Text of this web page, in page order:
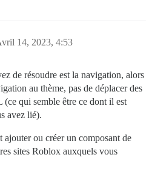
14, 2023, 4:53
de résoudre est la navigation, alors
au thème, pas de déplacer des
qui semble être ce dont il est
avez lié).
ou créer un composant de
sites Roblox auxquels vous